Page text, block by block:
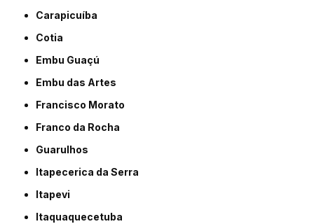
Carapicuíba
Cotia
Embu Guaçú
Embu das Artes
Francisco Morato
Franco da Rocha
Guarulhos
Itapecerica da Serra
Itapevi
Itaquaquecetuba